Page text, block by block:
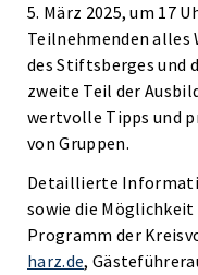
5. März 2025, um 17
Teilnehmenden alles
des Stiftsberges und
zweite Teil der
wertvolle Tipps und
von Gruppen.
Detaillierte
sowie die
Programm der
harz.de,